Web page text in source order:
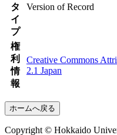
タ
イ
プ
Version of Record
権
利
情
報
Creative Commons
2.1 Japan
ホームへ戻る
Copyright © Hokkaido